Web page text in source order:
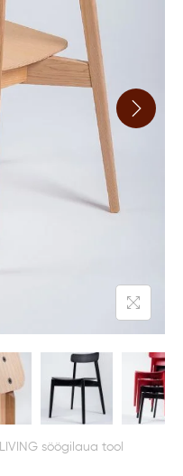
LIVING söögilaua tool